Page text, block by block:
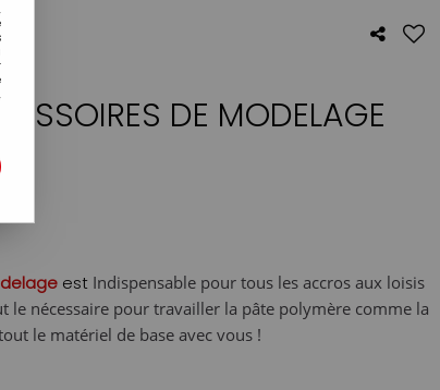
DE MODELAGE
!
est Indispensable pour tous les accros aux loisis
le nécessaire pour travailler la pâte polymère comme la
le matériel de base avec vous !